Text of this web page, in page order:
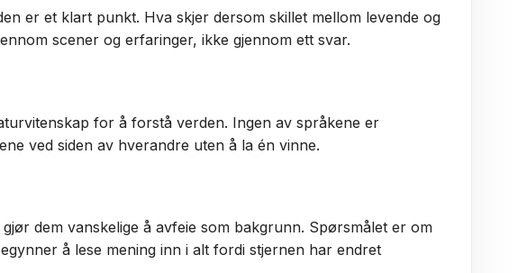
er et klart punkt. Hva skjer dersom skillet mellom levende og
scener og erfaringer, ikke gjennom ett svar.
for å forstå verden. Ingen av språkene er
ved siden av hverandre uten å la én vinne.
dem vanskelige å avfeie som bakgrunn. Spørsmålet er om
å lese mening inn i alt fordi stjernen har endret